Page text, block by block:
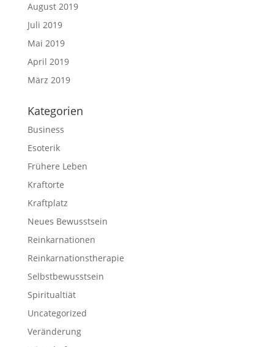
August 2019
Juli 2019
Mai 2019
April 2019
März 2019
Kategorien
Business
Esoterik
Frühere Leben
Kraftorte
Kraftplatz
Neues Bewusstsein
Reinkarnationen
Reinkarnations­therapie
Selbstbewusstsein
Spiritualtiät
Uncategorized
Veränderung